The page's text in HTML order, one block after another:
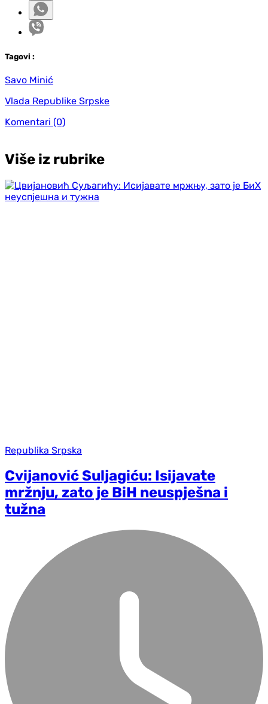
Tagovi :
Savo Minić
Vlada Republike Srpske
Komentari (0)
Više iz rubrike
Republika Srpska
Cvijanović Suljagiću: Isijavate
mržnju, zato je BiH neuspješna i
tužna